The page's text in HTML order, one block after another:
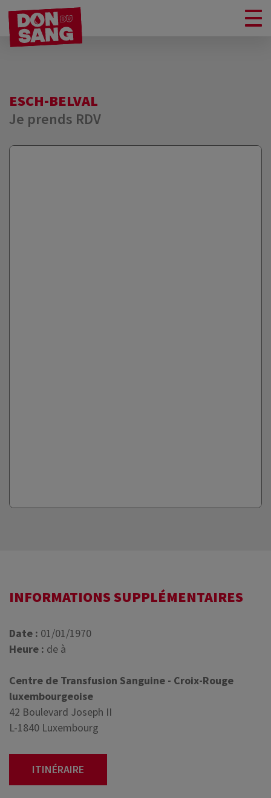
ESCH-BELVAL
Je prends RDV
INFORMATIONS SUPPLÉMENTAIRES
Date : 01/01/1970
Heure : de à
Centre de Transfusion Sanguine - Croix-Rouge
luxembourgeoise
42 Boulevard Joseph II
L-1840 Luxembourg
ITINÉRAIRE